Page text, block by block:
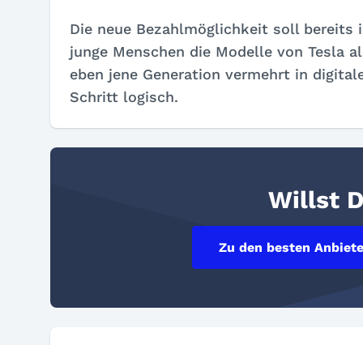
Die neue Bezahlmöglichkeit soll bereits
junge Menschen die Modelle von Tesla
eben jene Generation vermehrt in
Schritt logisch.
Willst
Zu den besten